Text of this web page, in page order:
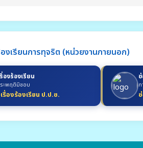
งเรียนการทุจริต (หน่วยงานภายนอก)
องร้องเรียน
ะพฤติมิชอบ
รื่องร้องเรียน ป.ป.ช.